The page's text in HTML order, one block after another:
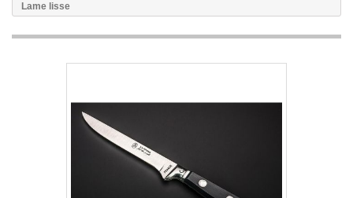
Lame lisse